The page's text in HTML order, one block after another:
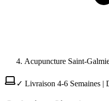
Acupuncture Saint-
✓ Livraison 4-6 Semaines |